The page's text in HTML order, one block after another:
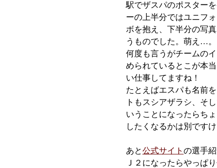
駅でザスパのポスター
ーの上半分ではユニフ
ボを抱え、下半分の写
うものでした。萌え…。
何度も言うがチームの
められているとこが本
い仕事してますね！
たとえばエスパも名前
トもスシアザラシ、そ
いうことになったらち
したくなるかは別です
あと公式サイト の選手
Ｊ２になったらやっぱ